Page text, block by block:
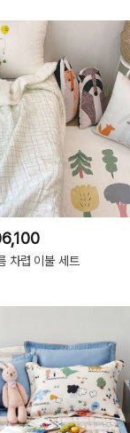
차렵 이불 세트